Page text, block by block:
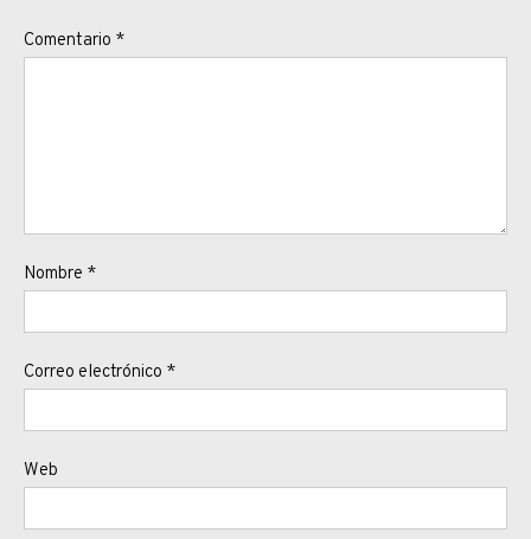
Comentario *
Nombre *
Correo electrónico *
Web